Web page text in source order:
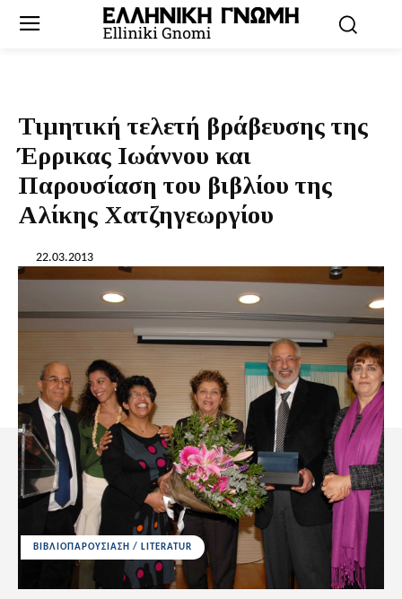
Τιμητική τελετή βράβευσης της
Έρρικας Ιωάννου και
Παρουσίαση του βιβλίου της
Αλίκης Χατζηγεωργίου
22.03.2013
ΒΙΒΛΙΟΠΑΡΟΥΣΙΑΣΗ / LITERATUR